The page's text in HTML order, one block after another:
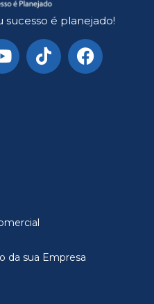
sucesso é planejado!
da sua Empresa